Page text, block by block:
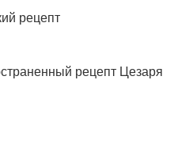
рецепт
рецепт Цезаря